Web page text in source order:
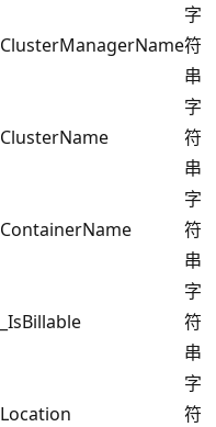
ClusterManagerName
字
符
串
ClusterName
字
符
串
ContainerName
字
符
串
_IsBillable
字
符
串
Location
字
符